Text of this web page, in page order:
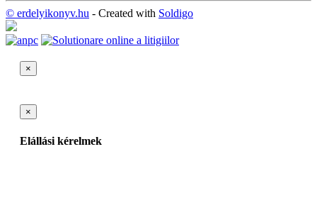
© erdelyikonyv.hu - Created with Soldigo
×
×
Elállási kérelmek